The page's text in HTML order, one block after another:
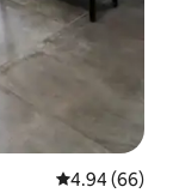
Calificación
4.94 (66)